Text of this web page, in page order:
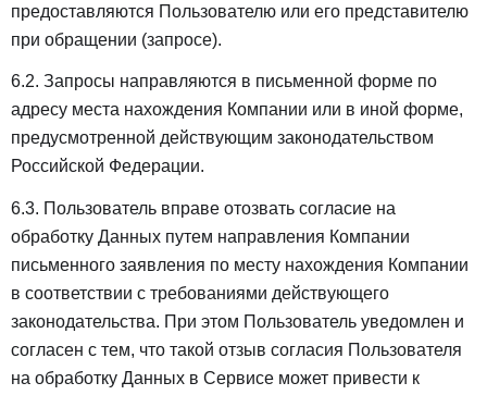
предоставляются Пользователю или его представителю
при обращении (запросе).
6.2. Запросы направляются в письменной форме по
адресу места нахождения Компании или в иной форме,
предусмотренной действующим законодательством
Российской Федерации.
6.3. Пользователь вправе отозвать согласие на
обработку Данных путем направления Компании
письменного заявления по месту нахождения Компании
в соответствии с требованиями действующего
законодательства. При этом Пользователь уведомлен и
согласен с тем, что такой отзыв согласия Пользователя
на обработку Данных в Сервисе может привести к